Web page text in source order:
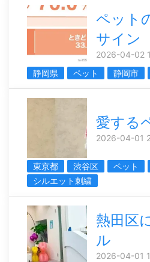
ペット
サイン
2026-04-02
静岡県
ペット 静岡市
愛する
2026-04-01
東京都 渋谷区 ペット
シルエット刺繍
熱田区
ル
2026-04-01